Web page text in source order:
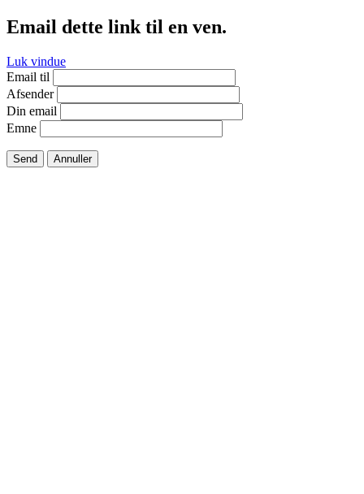
Email dette link til en ven.
Luk vindue
Email til
Afsender
Din email
Emne
Send Annuller